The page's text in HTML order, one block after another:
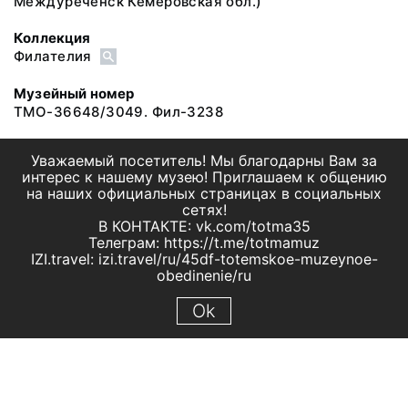
Коллекция
Филателия
Музейный номер
ТМО-36648/3049. Фил-3238
Уважаемый посетитель! Мы благодарны Вам за
интерес к нашему музею! Приглашаем к общению
на наших официальных страницах в социальных
сетях!
В КОНТАКТЕ: vk.com/totma35
Телеграм: https://t.me/totmamuz
IZI.travel: izi.travel/ru/45df-totemskoe-muzeynoe-
obedinenie/ru
Ok